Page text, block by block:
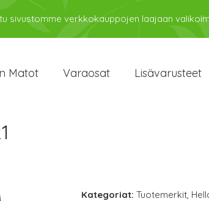
sivustomme verkkokauppojen laajaan
Matot Varaosat Lisävarusteet
Kategoriat: Tuotemerkit,